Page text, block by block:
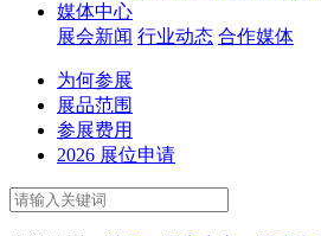
媒体中心
展会新闻 行业动态 合作媒体
为何参展
展品范围
参展费用
2026 展位申请